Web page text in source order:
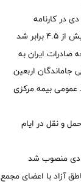
در کارنامه
شد
ایران به
جاماندگان اربعین
عمومی بیمه مرکزی
و نقل در ایام
دی منصوب شد
آزاد با اعضای مجمع